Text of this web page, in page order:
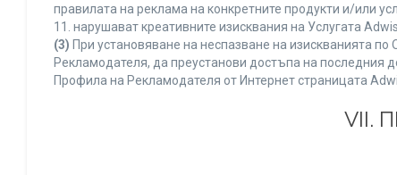
правилата на реклама на конкретните продукти и/или
11. нарушават креативните изисквания на Услугата
(3) При установяване на неспазване на изискванията
Рекламодателя, да преустанови достъпа на последния
Профила на Рекламодателя от Интернет страницата
VII.